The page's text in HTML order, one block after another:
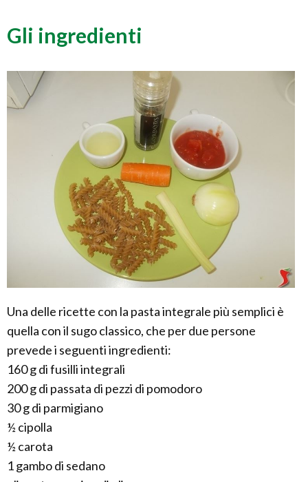
Gli ingredienti
Una delle ricette con la pasta integrale più semplici è
quella con il sugo classico, che per due persone
prevede i seguenti ingredienti:
160 g di fusilli integrali
200 g di passata di pezzi di pomodoro
30 g di parmigiano
½ cipolla
½ carota
1 gambo di sedano